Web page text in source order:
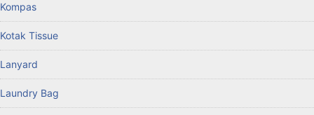
Kompas
Kotak Tissue
Lanyard
Laundry Bag